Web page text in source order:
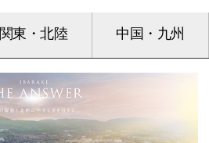
関東・北陸 中国・九州